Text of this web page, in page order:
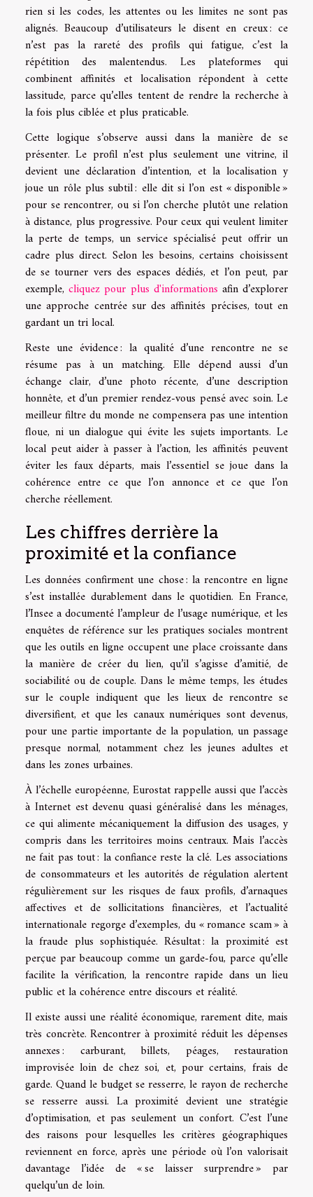
rien si les codes, les attentes ou les limites ne sont pas
alignés. Beaucoup d’utilisateurs le disent en creux : ce
n’est pas la rareté des profils qui fatigue, c’est la
répétition des malentendus. Les plateformes qui
combinent affinités et localisation répondent à cette
lassitude, parce qu’elles tentent de rendre la recherche à
la fois plus ciblée et plus praticable.
Cette logique s’observe aussi dans la manière de se
présenter. Le profil n’est plus seulement une vitrine, il
devient une déclaration d’intention, et la localisation y
joue un rôle plus subtil : elle dit si l’on est « disponible »
pour se rencontrer, ou si l’on cherche plutôt une relation
à distance, plus progressive. Pour ceux qui veulent limiter
la perte de temps, un service spécialisé peut offrir un
cadre plus direct. Selon les besoins, certains choisissent
de se tourner vers des espaces dédiés, et l’on peut, par
exemple,cliquez pour plus d'informations afin d’explorer
une approche centrée sur des affinités précises, tout en
gardant un tri local.
Reste une évidence : la qualité d’une rencontre ne se
résume pas à un matching. Elle dépend aussi d’un
échange clair, d’une photo récente, d’une description
honnête, et d’un premier rendez-vous pensé avec soin. Le
meilleur filtre du monde ne compensera pas une intention
floue, ni un dialogue qui évite les sujets importants. Le
local peut aider à passer à l’action, les affinités peuvent
éviter les faux départs, mais l’essentiel se joue dans la
cohérence entre ce que l’on annonce et ce que l’on
cherche réellement.
Les chiffres derrière la
proximité et la confiance
Les données confirment une chose : la rencontre en ligne
s’est installée durablement dans le quotidien. En France,
l’Insee a documenté l’ampleur de l’usage numérique, et les
enquêtes de référence sur les pratiques sociales montrent
que les outils en ligne occupent une place croissante dans
la manière de créer du lien, qu’il s’agisse d’amitié, de
sociabilité ou de couple. Dans le même temps, les études
sur le couple indiquent que les lieux de rencontre se
diversifient, et que les canaux numériques sont devenus,
pour une partie importante de la population, un passage
presque normal, notamment chez les jeunes adultes et
dans les zones urbaines.
À l’échelle européenne, Eurostat rappelle aussi que l’accès
à Internet est devenu quasi généralisé dans les ménages,
ce qui alimente mécaniquement la diffusion des usages, y
compris dans les territoires moins centraux. Mais l’accès
ne fait pas tout : la confiance reste la clé. Les associations
de consommateurs et les autorités de régulation alertent
régulièrement sur les risques de faux profils, d’arnaques
affectives et de sollicitations financières, et l’actualité
internationale regorge d’exemples, du « romance scam » à
la fraude plus sophistiquée. Résultat : la proximité est
perçue par beaucoup comme un garde-fou, parce qu’elle
facilite la vérification, la rencontre rapide dans un lieu
public et la cohérence entre discours et réalité.
Il existe aussi une réalité économique, rarement dite, mais
très concrète. Rencontrer à proximité réduit les dépenses
annexes : carburant, billets, péages, restauration
improvisée loin de chez soi, et, pour certains, frais de
garde. Quand le budget se resserre, le rayon de recherche
se resserre aussi. La proximité devient une stratégie
d’optimisation, et pas seulement un confort. C’est l’une
des raisons pour lesquelles les critères géographiques
reviennent en force, après une période où l’on valorisait
davantage l’idée de « se laisser surprendre » par
quelqu’un de loin.